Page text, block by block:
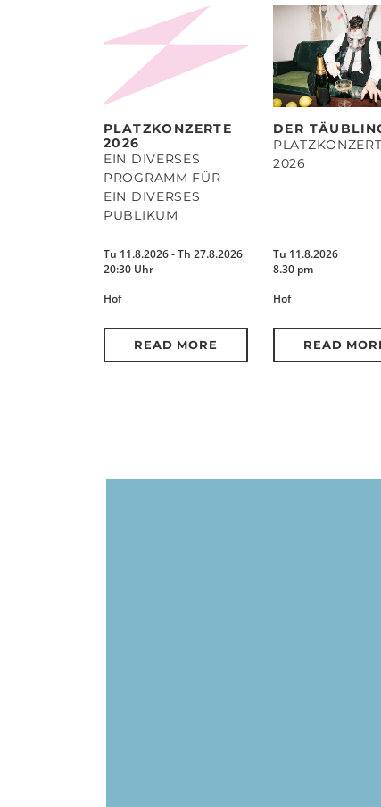
PLATZKONZERTE
2026
EIN DIVERSES
PROGRAMM FÜR
EIN DIVERSES
PUBLIKUM
Tu 11.8.2026 - Th 27.8.2026
20:30 Uhr
Hof
READ MORE
DER
2026
Tu 11.8.2026
8.30 pm
Hof
READ